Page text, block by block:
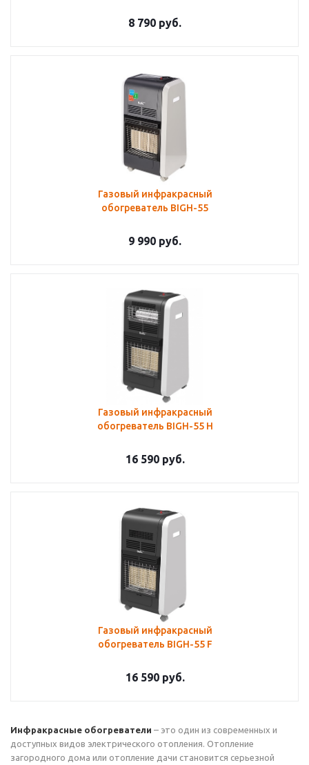
8 790 руб.
Газовый инфракрасный
обогреватель BIGH-55
9 990 руб.
Газовый инфракрасный
обогреватель BIGH-55 H
16 590руб.
Газовый инфракрасный
обогреватель BIGH-55 F
16 590руб.
Инфракрасные обогреватели – это один из современных и
доступных видов электрического отопления. Отопление
загородного дома или отопление дачи становится серьезной